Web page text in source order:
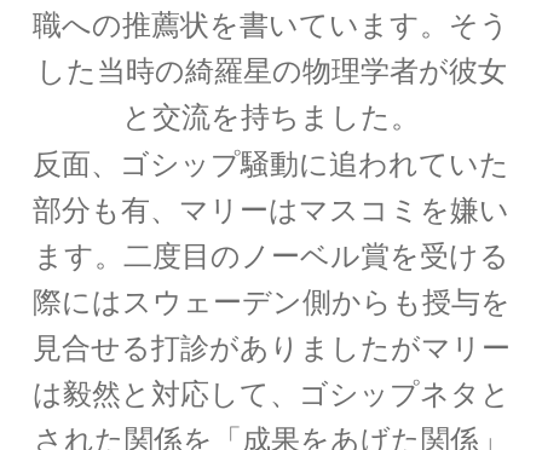
【統計力学・波動関数を育んだ国】
カール・セーガン：Carl Edward Sagan
【星の進化を考察】
ガリレオ・ガリレイ
【近代科学の父、天文学の父｜数学的モデルを
作り実験】
職への推薦状を書いています。そう
した当時の綺羅星の物理学者が彼女
と交流を持ちました。
反面、ゴシップ騒動に追われていた
部分も有、マリーはマスコミを嫌い
ます。二度目のノーベル賞を受ける
際にはスウェーデン側からも授与を
見合せる打診がありましたがマリー
は毅然と対応して、ゴシップネタと
された関係を 「成果をあげた関係」